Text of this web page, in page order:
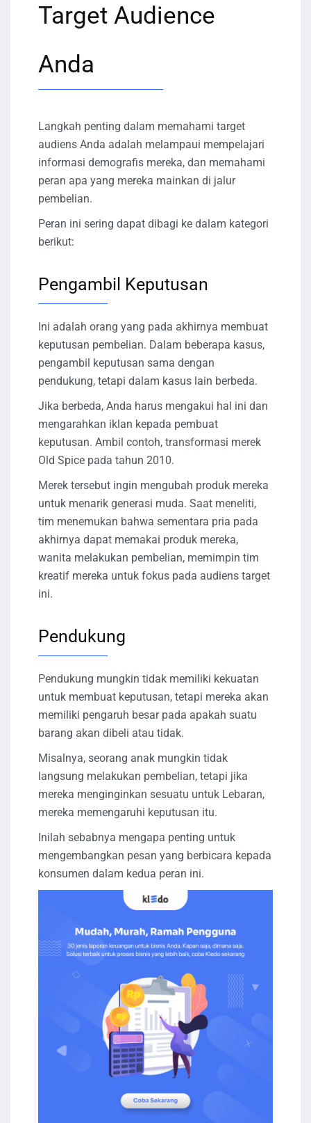
Target Audience
Anda
Langkah penting dalam memahami target
audiens Anda adalah melampaui mempelajari
informasi demografis mereka, dan memahami
peran apa yang mereka mainkan di jalur
pembelian.
Peran ini sering dapat dibagi ke dalam kategori
berikut:
Pengambil Keputusan
Ini adalah orang yang pada akhirnya membuat
keputusan pembelian. Dalam beberapa kasus,
pengambil keputusan sama dengan
pendukung, tetapi dalam kasus lain berbeda.
Jika berbeda, Anda harus mengakui hal ini dan
mengarahkan iklan kepada pembuat
keputusan. Ambil contoh, transformasi merek
Old Spice pada tahun 2010.
Merek tersebut ingin mengubah produk mereka
untuk menarik generasi muda. Saat meneliti,
tim menemukan bahwa sementara pria pada
akhirnya dapat memakai produk mereka,
wanita melakukan pembelian, memimpin tim
kreatif mereka untuk fokus pada audiens target
ini.
Pendukung
Pendukung mungkin tidak memiliki kekuatan
untuk membuat keputusan, tetapi mereka akan
memiliki pengaruh besar pada apakah suatu
barang akan dibeli atau tidak.
Misalnya, seorang anak mungkin tidak
langsung melakukan pembelian, tetapi jika
mereka menginginkan sesuatu untuk Lebaran,
mereka memengaruhi keputusan itu.
Inilah sebabnya mengapa penting untuk
mengembangkan pesan yang berbicara kepada
konsumen dalam kedua peran ini.